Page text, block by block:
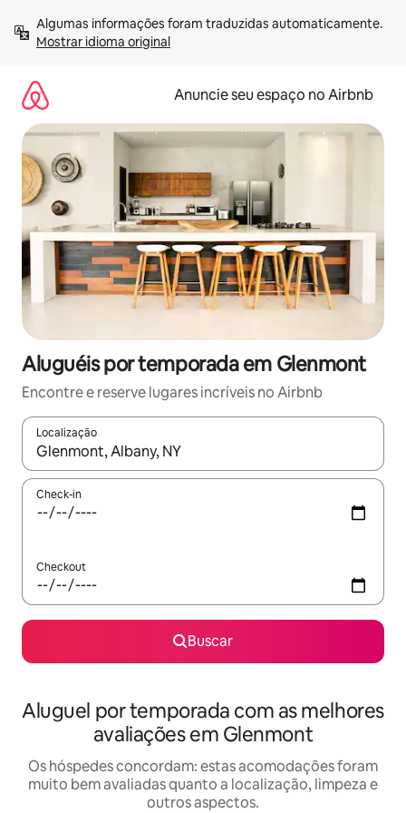
para
Mostrar idioma original
Anuncie seu espaço no Airbnb
Aluguéis por temporada em Glenmont
Encontre e reserve lugares incríveis no Airbnb
Localização
Quando os resultados estiverem disponíveis, explore-os
Check-in
Checkout
Buscar
Aluguel por temporada com as melhores
avaliações em Glenmont
Os hóspedes concordam: estas acomodações foram
muito bem avaliadas quanto a localização, limpeza e
outros aspectos.